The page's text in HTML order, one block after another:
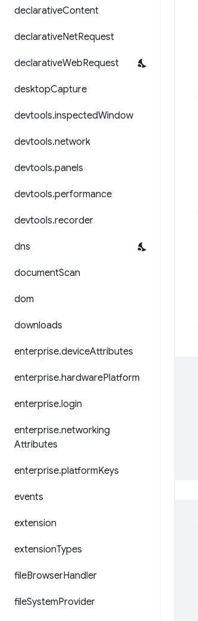
declarativeContent
declarativeNetRequest
declarativeWebRequest
desktopCapture
devtools.inspectedWindow
devtools.network
devtools.panels
devtools.performance
devtools.recorder
dns
documentScan
dom
downloads
enterprise.deviceAttributes
enterprise.hardwarePlatform
enterprise.login
enterprise.networking
Attributes
enterprise.platformKeys
events
extension
extensionTypes
fileBrowserHandler
fileSystemProvider